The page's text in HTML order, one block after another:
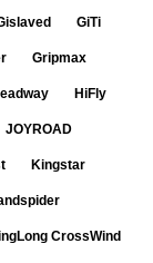
GiTi
Gripmax
HiFly
JOYROAD
Kingstar
CrossWind